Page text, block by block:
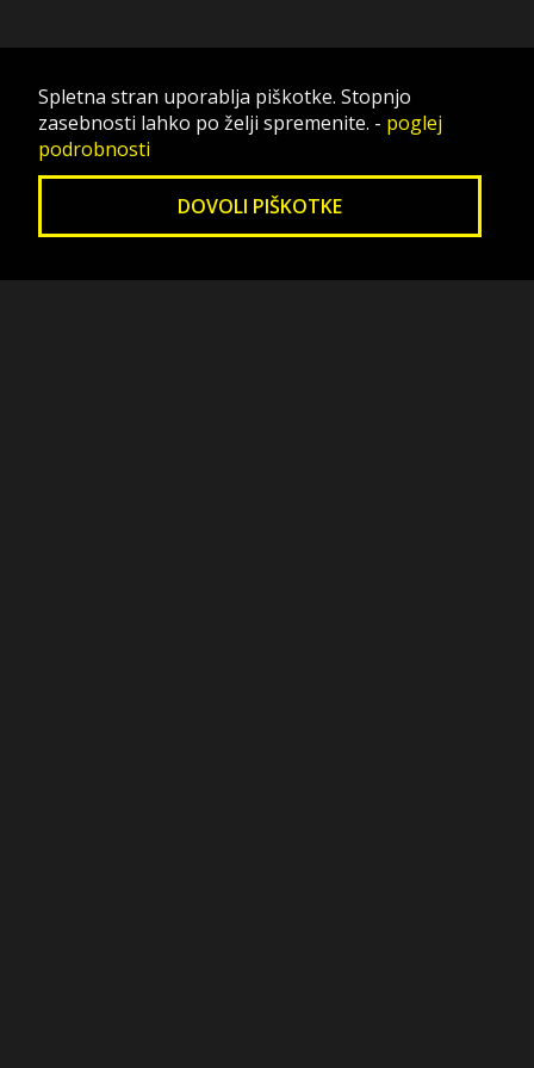
Spletna stran uporablja piškotke. Stopnjo
zasebnosti lahko po želji spremenite. - poglej
podrobnosti
DOVOLI PIŠKOTKE